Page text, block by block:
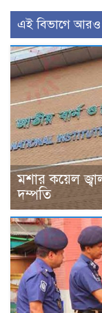
এই বিভাগে
মশার কয়েল
দম্পতি